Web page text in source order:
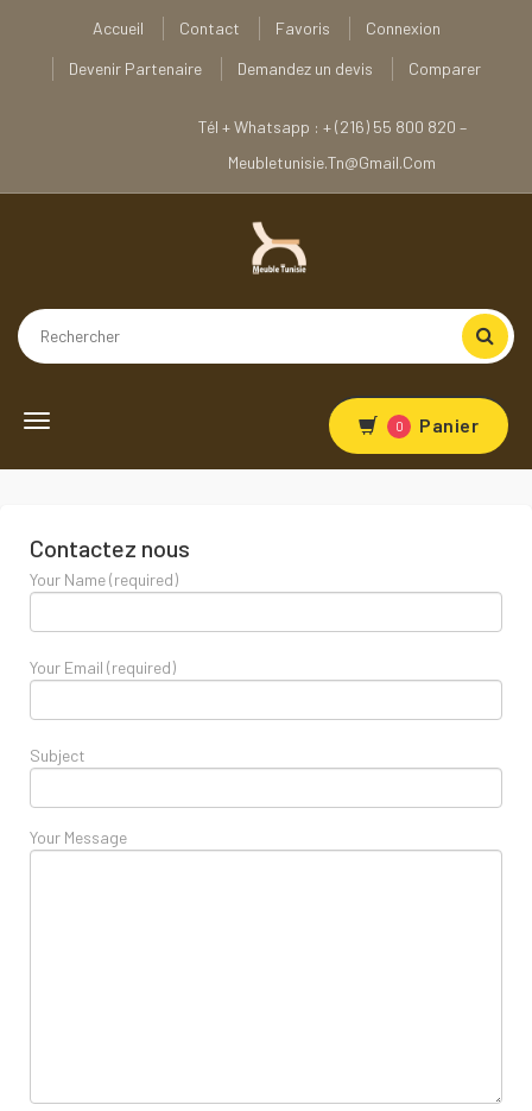
Accueil Contact Favoris
Connexion
Devenir Partenaire
Demandez un devis Comparer
Tél + Whatsapp : + (216) 55 800 820 –
Meubletunisie.tn@gmail.com
Toggle
0 Panier
Contactez nous
Your Name (required)
Your Email (required)
Subject
Your Message